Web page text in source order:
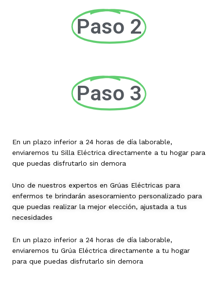
Paso 2
Paso 3
En un plazo inferior a 24 horas de día laborable,
enviaremos tu Silla Eléctrica directamente a tu hogar para
que puedas disfrutarlo sin demora
Uno de nuestros expertos en Grúas Eléctricas para
enfermos te brindarán asesoramiento personalizado para
que puedas realizar la mejor elección, ajustada a tus
necesidades
En un plazo inferior a 24 horas de día laborable,
enviaremos tu Grúa Eléctrica directamente a tu hogar
para que puedas disfrutarlo sin demora